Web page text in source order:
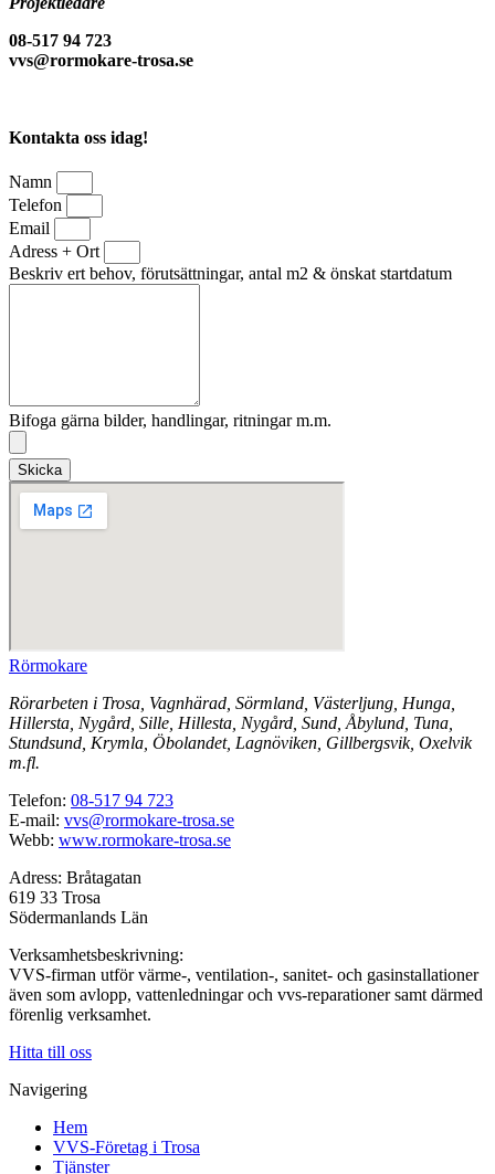
08-517 94 723
vvs@rormokare-trosa.se
Kontakta oss idag!
Namn
Telefon
Email
Adress + Ort
Beskriv ert behov, förutsättningar, antal m2 & önskat startdatum
Bifoga gärna bilder, handlingar, ritningar m.m.
Skicka
Rörmokare
Rörarbeten i Trosa, Vagnhärad, Sörmland, Västerljung, Hunga,
Hillersta, Nygård, Sille, Hillesta, Nygård, Sund, Åbylund, Tuna,
Stundsund, Krymla, Öbolandet, Lagnöviken, Gillbergsvik, Oxelvik
m.fl.
Telefon: 08-517 94 723
E-mail: vvs@rormokare-trosa.se
Webb: www.rormokare-trosa.se
Adress: Bråtagatan
619 33 Trosa
Södermanlands Län
Verksamhetsbeskrivning:
VVS-firman utför värme-, ventilation-, sanitet- och gasinstallationer
även som avlopp, vattenledningar och vvs-reparationer samt därmed
förenlig verksamhet.
Hitta till oss
Navigering
Hem
VVS-Företag i Trosa
Tjänster